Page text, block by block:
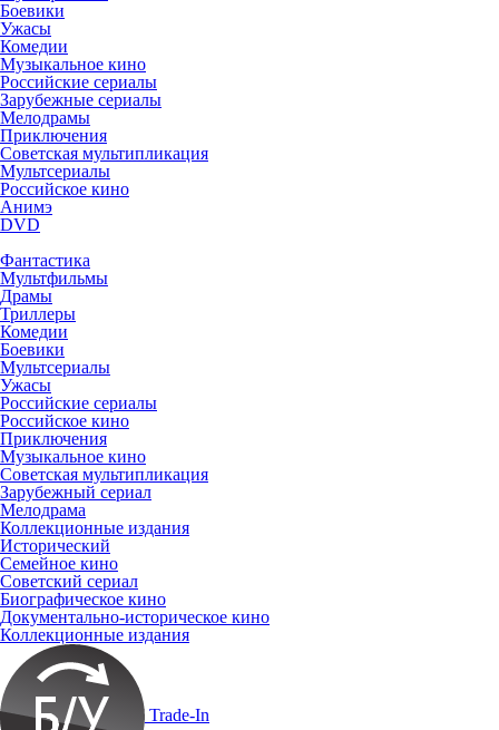
Боевики
Ужасы
Комедии
Музыкальное кино
Российские сериалы
Зарубежные сериалы
Мелодрамы
Приключения
Советская мультипликация
Мультсериалы
Российское кино
Анимэ
DVD
Фантастика
Мультфильмы
Драмы
Триллеры
Комедии
Боевики
Мультсериалы
Ужасы
Российские сериалы
Российское кино
Приключения
Музыкальное кино
Советская мультипликация
Зарубежный сериал
Мелодрама
Коллекционные издания
Исторический
Семейное кино
Советский сериал
Биографическое кино
Документально-историческое кино
Коллекционные издания
Trade-In